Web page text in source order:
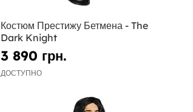
Костюм Престижу Бетмена - The
Dark Knight
3 890 грн.
ДОСТУПНО